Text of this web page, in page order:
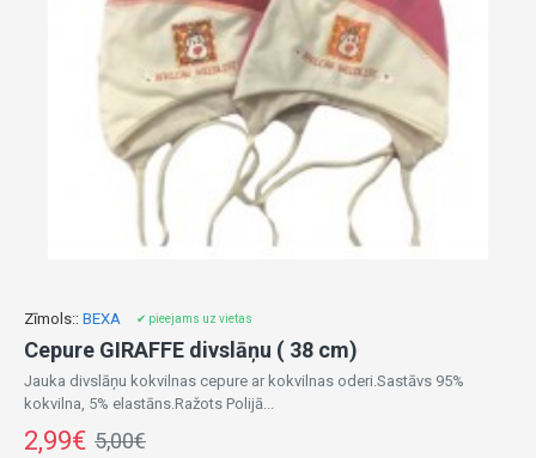
Zīmols:: BEXA ✔ pieejams uz vietas
Cepure GIRAFFE divslāņu ( 38 cm)
Jauka divslāņu kokvilnas cepure ar kokvilnas oderi.Sastāvs 95%
kokvilna, 5% elastāns.Ražots Polijā...
2,99€ 5,00€